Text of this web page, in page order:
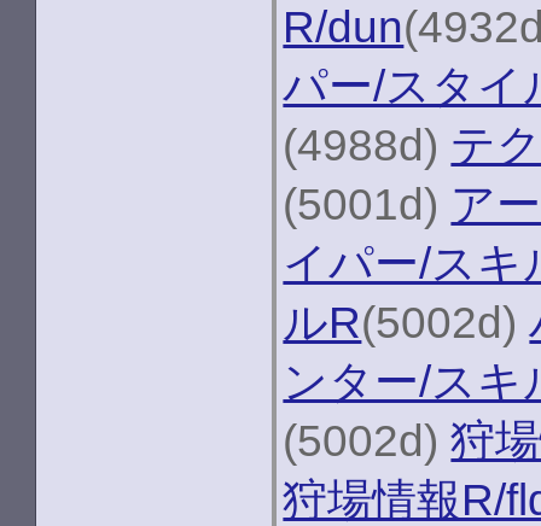
R/dun
パー/スタイ
(4988d) テ
(5001d) ア
イパー/スキ
ルR(5002d)
ンター/スキ
(5002d)狩
狩場情報R/